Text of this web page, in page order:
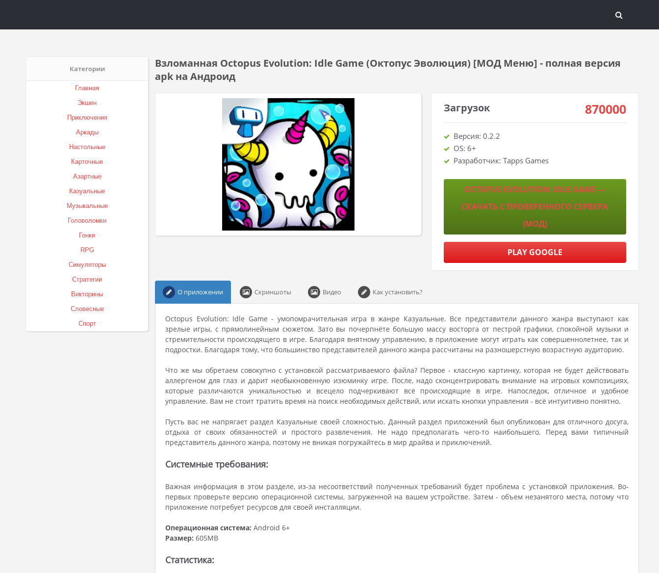
Категории
Главная
Экшен
Приключения
Аркады
Настольные
Карточные
Азартные
Казуальные
Музыкальные
Головоломки
Гонки
RPG
Симуляторы
Стратегии
Викторины
Словесные
Спорт
Взломанная Octopus Evolution: Idle Game (Октопус Эволюция) [МОД Меню] - полная версия
apk на Андроид
Загрузок 870000
Версия: 0.2.2
OS: 6+
Разработчик: Tapps Games
OCTOPUS EVOLUTION: IDLE GAME —
СКАЧАТЬ С ПРОВЕРЕННОГО СЕРВЕРА
(МОД)
PLAY GOOGLE
О приложении Скриншоты Видео Как установить?
Octopus Evolution: Idle Game - умопомрачительная игра в жанре Казуальные. Все представители данного жанра выступают как
зрелые игры, с прямолинейным сюжетом. Зато вы почерпнёте большую массу восторга от пестрой графики, спокойной музыки и
стремительности происходящего в игре. Благодаря внятному управлению, в приложение могут играть как совершеннолетнее, так и
подростки. Благодаря тому, что большинство представителей данного жанра рассчитаны на разношерстную возрастную аудиторию.
Что же мы обретаем совокупно с установкой рассматриваемого файла? Первое - классную картинку, которая не будет действовать
аллергеном для глаз и дарит необыкновенную изюминку игре. После, надо сконцентрировать внимание на игровых композициях,
которые различаются уникальностью и всецело подчеркивают всё происходящие в игре. Напоследок, отличное и удобное
управление. Вам не стоит тратить время на поиск необходимых действий, или искать кнопки управления - всё интуитивно понятно.
Пусть вас не напрягает раздел Казуальные своей сложностью. Данный раздел приложений был опубликован для отличного досуга,
отдыха от своих обязанностей и простого развлечения. Не надо предполагать чего-то наибольшего. Перед вами типичный
представитель данного жанра, поэтому не вникая погружайтесь в мир драйва и приключений.
Системные требования:
Важная информация в этом разделе, из-за несоответствий полученных требований будет проблема с установкой приложения. Во-
первых проверьте версию операционной системы, загруженной на вашем устройстве. Затем - объем незанятого места, потому что
приложение потребует ресурсов для своей инсталляции.
Операционная система: Android 6+
Размер: 605MB
Статистика: